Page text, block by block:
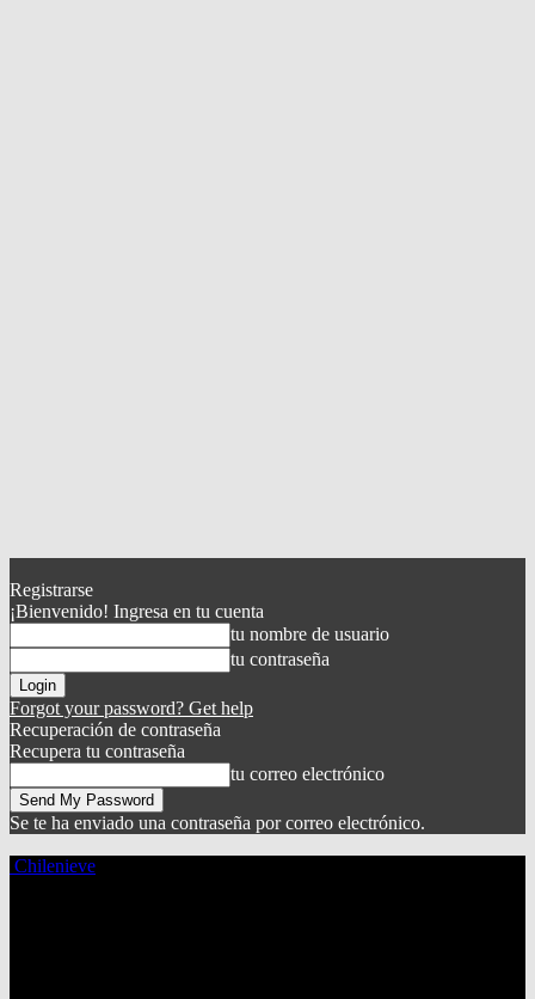
Registrarse
¡Bienvenido! Ingresa en tu cuenta
tu nombre de usuario
tu contraseña
Forgot your password? Get help
Recuperación de contraseña
Recupera tu contraseña
tu correo electrónico
Se te ha enviado una contraseña por correo electrónico.
Chilenieve